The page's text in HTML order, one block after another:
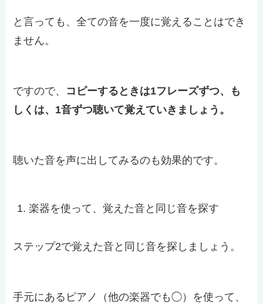
と言っても、全ての音を一度に覚えることはでき
ません。
ですので、 コピーするときは1フレーズずつ、も
しくは、1音ずつ聴いて覚えていきましょう。
聴いた音を声に出してみるのも効果的です。
楽器を使って、覚えた音と同じ音を探す
ステップ2で覚えた音と同じ音を探しましょう。
手元にあるピアノ（他の楽器でも◯）を使って、